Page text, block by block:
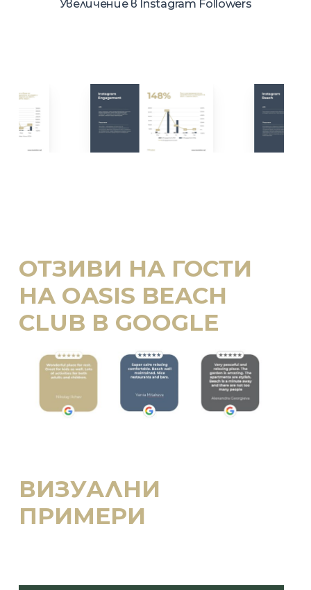
Увеличение в Instagram Followers
ОТЗИВИ НА ГОСТИ
НА OASIS BEACH
CLUB В GOOGLE
ВИЗУАЛНИ
ПРИМЕРИ